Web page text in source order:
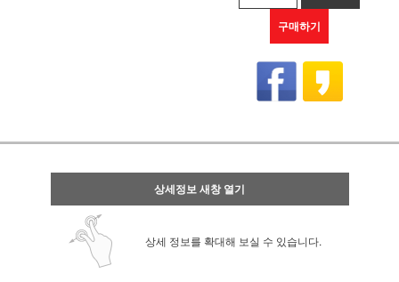
구매하기
상세정보 새창 열기
상세 정보를 확대해 보실 수 있습니다.